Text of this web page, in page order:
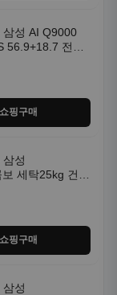
삼성 AI Q9000
56.9+18.7 전국
핑구매
성
세탁25kg 건조
핑구매
성